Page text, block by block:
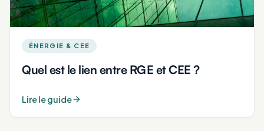
ÉNERGIE & CEE
Quel est le lien entre RGE et CEE ?
Lire le guide